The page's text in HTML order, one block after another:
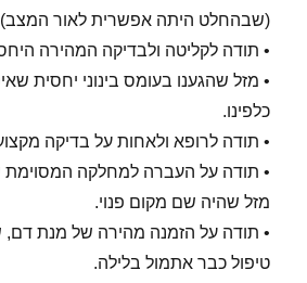
(שבהחלט היתה אפשרית לאור
• תודה לקליטה ולבדיקה המהירה
• מזל שהגענו בעומס בינוני יחסית
כלפינו.
• תודה לרופא ולאחות על בדיקה
• תודה על העברה למחלקה המסוימת
מזל שהיה שם מקום פנוי.
• תודה על הזמנה מהירה של מנת
טיפול כבר אתמול בלילה.